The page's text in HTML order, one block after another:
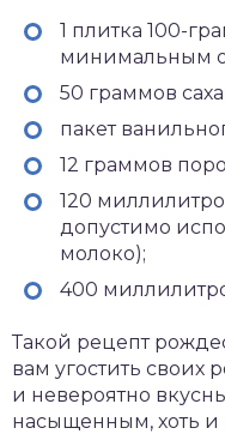
1 плитка 100-
минимальным
50 граммов
пакет
12 граммов
120
допустимо
молоко);
400
Такой рецепт
вам угостить своих
и невероятно
насыщенным, хоть